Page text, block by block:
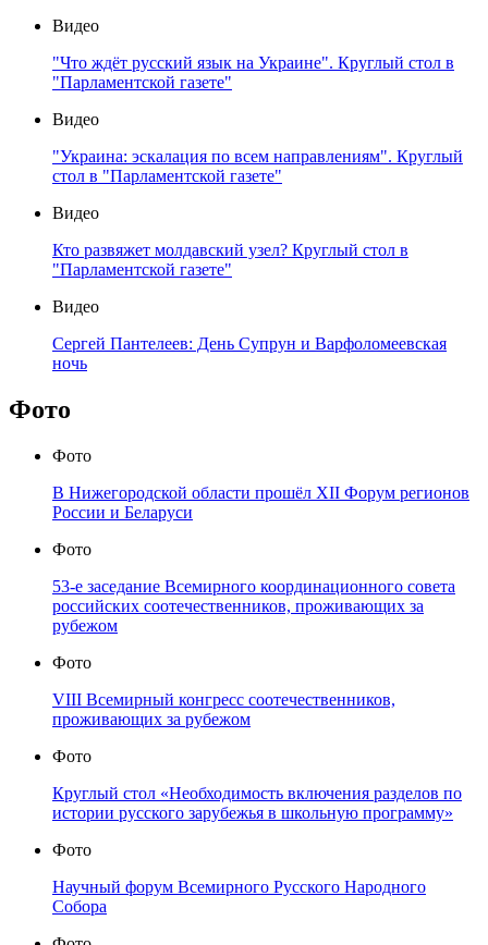
Видео
"Что ждёт русский язык на Украине". Круглый стол в
"Парламентской газете"
Видео
"Украина: эскалация по всем направлениям". Круглый
стол в "Парламентской газете"
Видео
Кто развяжет молдавский узел? Круглый стол в
"Парламентской газете"
Видео
Сергей Пантелеев: День Супрун и Варфоломеевская
ночь
Фото
Фото
В Нижегородской области прошёл XII Форум регионов
России и Беларуси
Фото
53-е заседание Всемирного координационного совета
российских соотечественников, проживающих за
рубежом
Фото
VIII Всемирный конгресс соотечественников,
проживающих за рубежом
Фото
Круглый стол «Необходимость включения разделов по
истории русского зарубежья в школьную программу»
Фото
Научный форум Всемирного Русского Народного
Собора